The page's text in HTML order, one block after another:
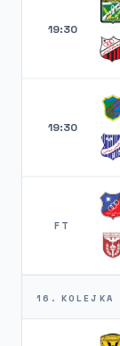
19:30
19:30
FT
16. KOLEJKA